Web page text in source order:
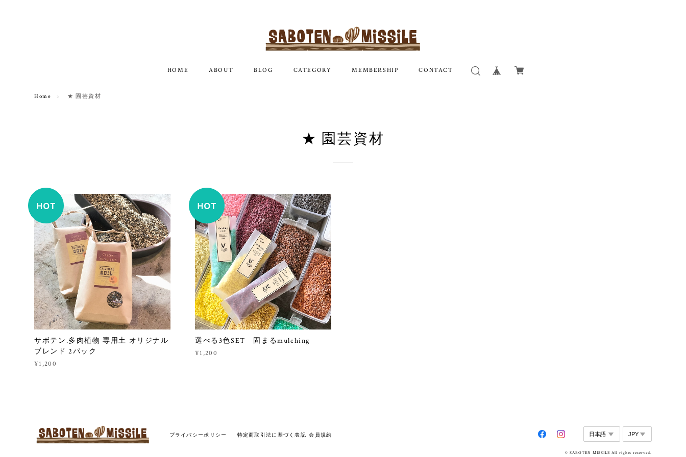
HOME ABOUT BLOG CATEGORY MEMBERSHIP CONTACT
Home ★ 園芸資材
★ 園芸資材
サボテン.多肉植物 専用土 オリジナル
ブレンド 2パック
¥1,200
選べる3色SET 固まるmulching
¥1,200
プライバシーポリシー 特定商取引法に基づく表記 会員規約
© SABOTEN MISSILE All rights reserved.